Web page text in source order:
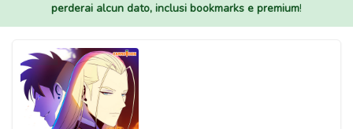
perderai alcun dato, inclusi bookmarks e premium!